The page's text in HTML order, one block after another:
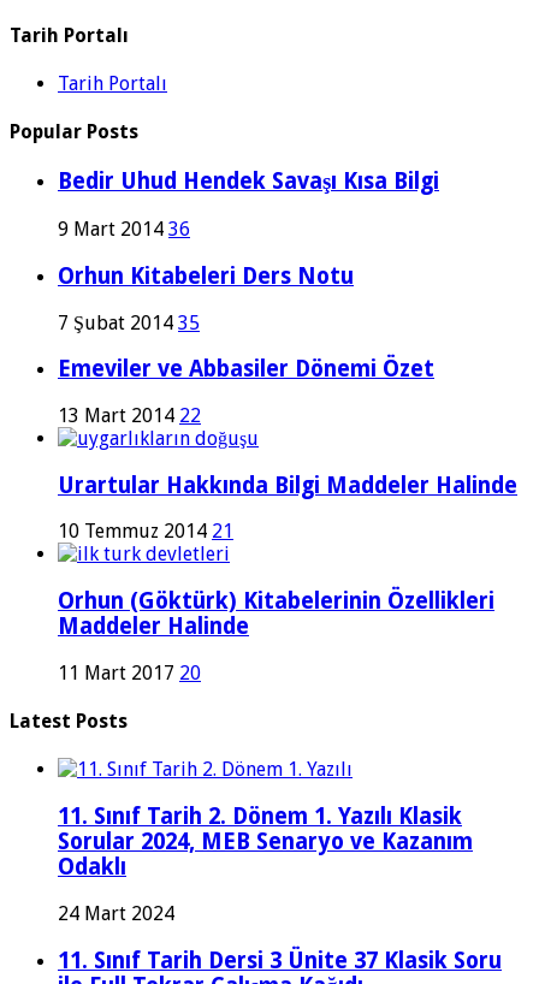
Tarih Portalı
Tarih Portalı
Popular Posts
Bedir Uhud Hendek Savaşı Kısa Bilgi
9 Mart 2014 36
Orhun Kitabeleri Ders Notu
7 Şubat 2014 35
Emeviler ve Abbasiler Dönemi Özet
13 Mart 2014 22
Urartular Hakkında Bilgi Maddeler Halinde
10 Temmuz 2014 21
Orhun (Göktürk) Kitabelerinin Özellikleri
Maddeler Halinde
11 Mart 2017 20
Latest Posts
11. Sınıf Tarih 2. Dönem 1. Yazılı Klasik
Sorular 2024, MEB Senaryo ve Kazanım
Odaklı
24 Mart 2024
11. Sınıf Tarih Dersi 3 Ünite 37 Klasik Soru